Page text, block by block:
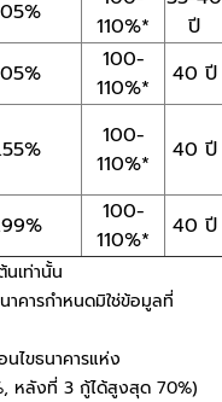
110%*
ปี
100-
110%*
40 ปี
100-
110%*
40 ปี
100-
110%*
40 ปี
เท่านั้น
าคารกำหนดมิใช่ข้อมูลที่
ไขธนาคารแห่ง
หลังที่ 3 กู้ได้สูงสุด 70%)